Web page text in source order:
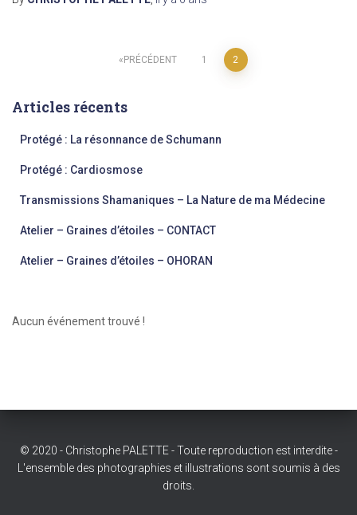
Pagination
des
publications
PRÉCÉDENT 1 2
Articles récents
Protégé : La résonnance de Schumann
Protégé : Cardiosmose
Transmissions Shamaniques – La Nature de ma Médecine
Atelier – Graines d’étoiles – CONTACT
Atelier – Graines d’étoiles – OHORAN
Aucun événement trouvé !
© 2020 - Christophe PALETTE - Toute reproduction est interdite -
L'ensemble des photographies et illustrations sont soumis à des
droits.